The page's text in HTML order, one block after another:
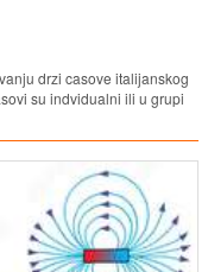
drzi casove italijanskog
su indvidualni ili u grupi